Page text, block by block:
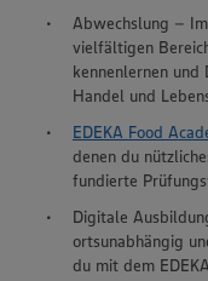
Abwechslung –
vielfältigen
kennenlernen
Handel und
EDEKA Food
denen du
fundierte
Digitale
ortsunabhängig
du mit dem